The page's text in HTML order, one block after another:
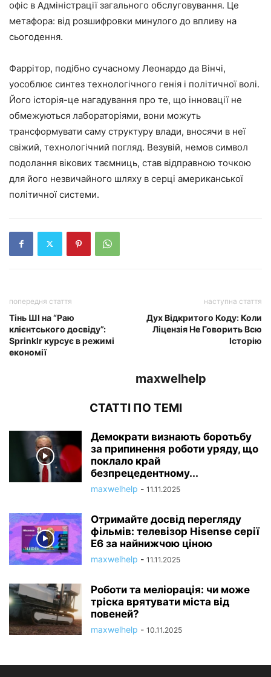
офіс в Адміністрації загального обслуговування. Це
метафора: від розшифровки минулого до впливу на
сьогодення.
Фаррітор, подібно сучасному Леонардо да Вінчі,
уособлює синтез технологічного генія і політичної волі.
Його історія-це нагадування про те, що інновації не
обмежуються лабораторіями, вони можуть
трансформувати саму структуру влади, вносячи в неї
свіжий, технологічний погляд. Везувій, немов символ
подолання вікових таємниць, став відправною точкою
для його незвичайного шляху в серці американської
політичної системи.
попередня стаття
Тінь ШІ на “Раю
клієнтського досвіду”:
Sprinklr курсує в режимі
економії
наступна стаття
Дух Відкритого Коду: Коли
Ліцензія Не Говорить Всю
Історію
maxwelhelp
СТАТТІ ПО ТЕМІ
Демократи визнають боротьбу
за припинення роботи уряду, що
поклало край
безпрецедентному...
maxwelhelp - 11.11.2025
Отримайте досвід перегляду
фільмів: телевізор Hisense серії
E6 за найнижчою ціною
maxwelhelp - 11.11.2025
Роботи та меліорація: чи може
тріска врятувати міста від
повеней?
maxwelhelp - 10.11.2025